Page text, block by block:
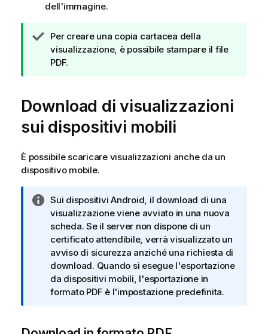
dell'immagine.
N
o
t
i
s
u
g
e
i
m
e
n
t
o
Per creare una copia cartacea della
visualizzazione, è possibile stampare il file
PDF.
Download di visualizzazioni
sui dispositivi mobili
È possibile scaricare visualizzazioni anche da un
dispositivo mobile.
N
o
t
a
i
n
f
o
a
Sui dispositivi Android, il download di una
visualizzazione viene avviato in una nuova
scheda. Se il server non dispone di un
certificato attendibile, verrà visualizzato un
avviso di sicurezza anziché una richiesta di
download. Quando si esegue l'esportazione
da dispositivi mobili, l'esportazione in
formato PDF è l'impostazione predefinita.